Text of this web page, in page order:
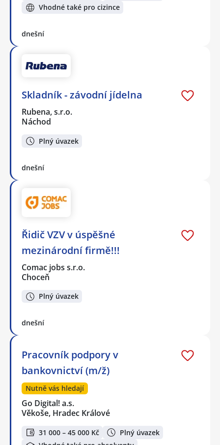
Vhodné také pro cizince
dnešní
Skladník - závodní jídelna
Rubena, s.r.o.
Náchod
Plný úvazek
dnešní
Řidič VZV v úspěšné
mezinárodní firmě!!!
Comac jobs s.r.o.
Choceň
Plný úvazek
dnešní
Pracovník podpory v
bankovnictví (m/ž)
Nutně vás hledají
Go Digital! a.s.
Věkoše, Hradec Králové
31 000 – 45 000 Kč
Plný úvazek